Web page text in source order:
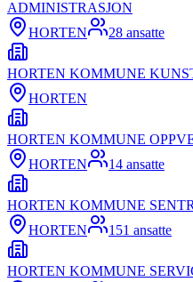
ADMINISTRASJON
HORTEN
28 ansatte
HORTEN KOMMUNE
HORTEN
HORTEN KOMMUNE
HORTEN
14 ansatte
HORTEN KOMMUNE
HORTEN
151 ansatte
HORTEN KOMMUNE